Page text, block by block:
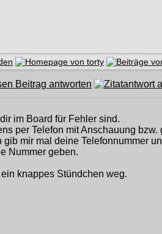
im Board für Fehler sind.
per Telefon mit Anschauung
mir mal deine Telefonnummer
Nummer geben.
knappes Stündchen weg.